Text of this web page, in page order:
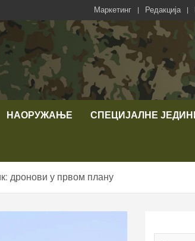
Маркетинг Редакција
НАОРУЖАЊЕ СПЕЦИЈАЛНЕ
дронови у првом плану